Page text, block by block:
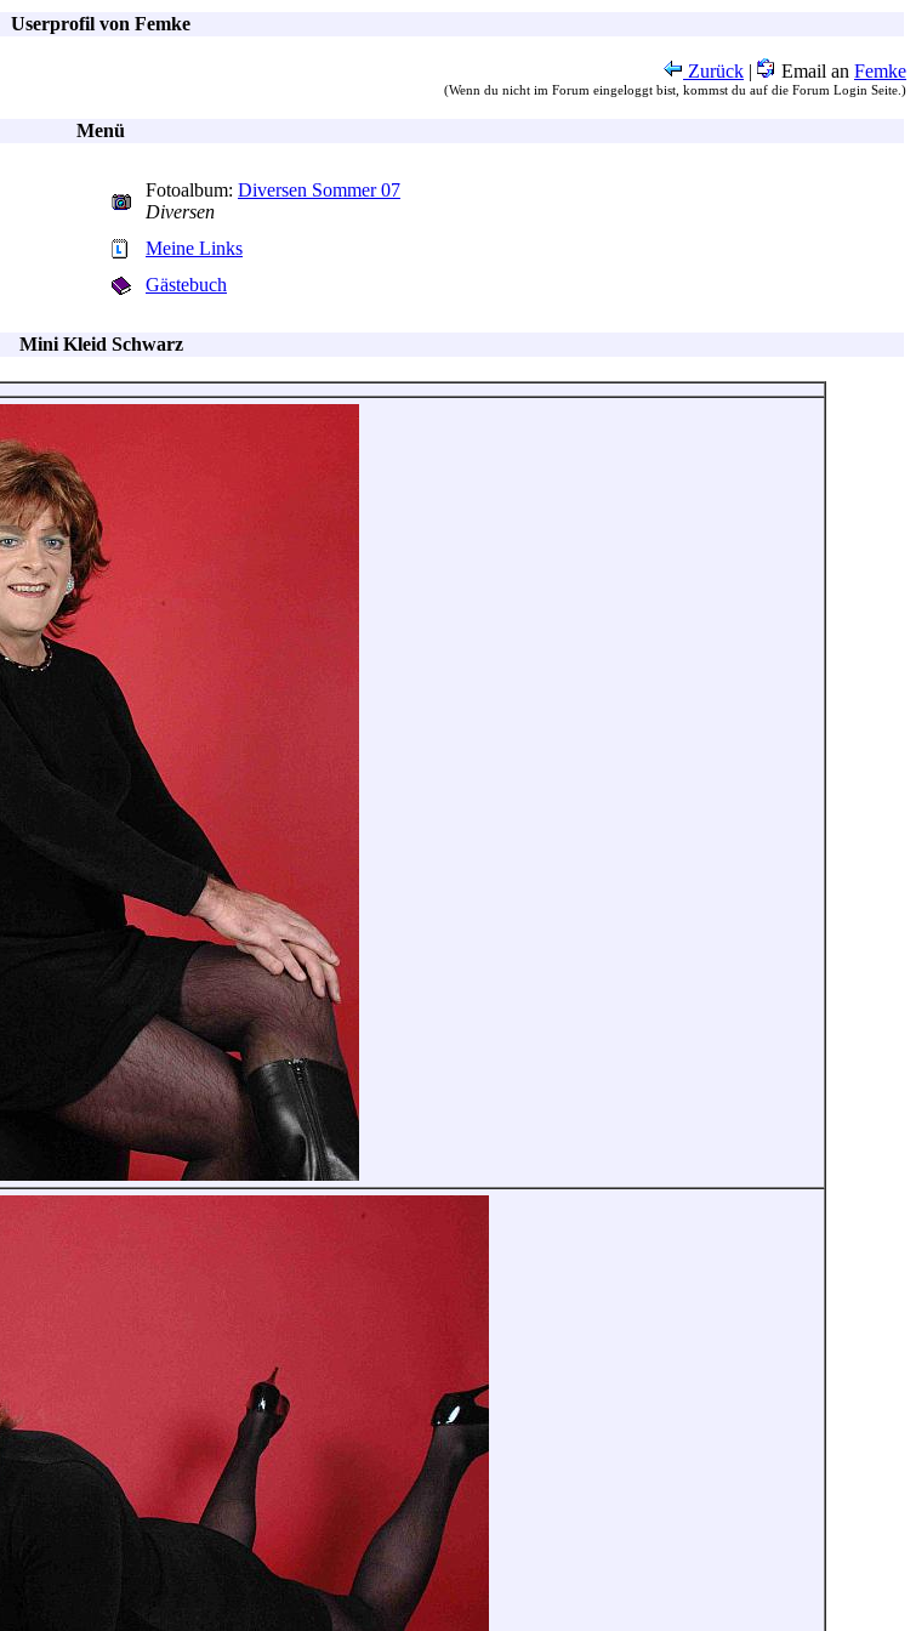
Userprofil von Femke
Zurück | Email an Femke
(Wenn du nicht im Forum eingeloggt bist, kommst du auf die Forum Login Seite.)
Menü
Fotoalbum: Diversen Sommer 07
Diversen
Meine Links
Gästebuch
Mini Kleid Schwarz